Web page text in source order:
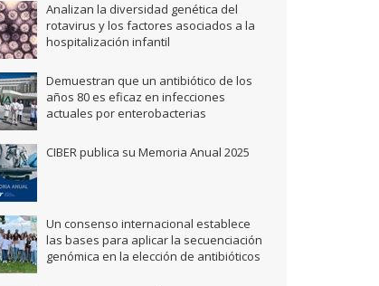
Analizan la diversidad genética del
rotavirus y los factores asociados a la
hospitalización infantil
Demuestran que un antibiótico de los
años 80 es eficaz en infecciones
actuales por enterobacterias
CIBER publica su Memoria Anual 2025
Un consenso internacional establece
las bases para aplicar la secuenciación
genómica en la elección de antibióticos